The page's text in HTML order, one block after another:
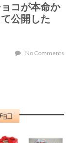
コが本命か
公開した
No Comments